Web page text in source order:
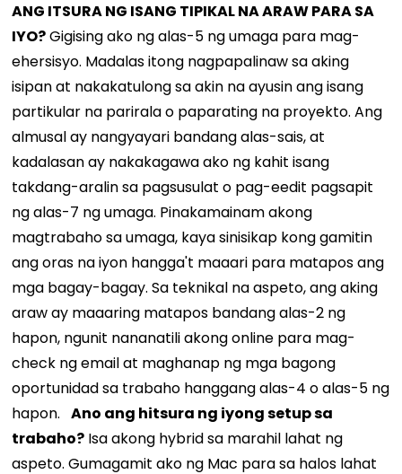
ANG ITSURA NG ISANG TIPIKAL NA ARAW PARA SA
IYO?Gigising ako ng alas-5 ng umaga para mag-
ehersisyo. Madalas itong nagpapalinaw sa aking
isipan at nakakatulong sa akin na ayusin ang isang
partikular na parirala o paparating na proyekto. Ang
almusal ay nangyayari bandang alas-sais, at
kadalasan ay nakakagawa ako ng kahit isang
takdang-aralin sa pagsusulat o pag-eedit pagsapit
ng alas-7 ng umaga. Pinakamainam akong
magtrabaho sa umaga, kaya sinisikap kong gamitin
ang oras na iyon hangga't maaari para matapos ang
mga bagay-bagay. Sa teknikal na aspeto, ang aking
araw ay maaaring matapos bandang alas-2 ng
hapon, ngunit nananatili akong online para mag-
check ng email at maghanap ng mga bagong
oportunidad sa trabaho hanggang alas-4 o alas-5 ng
hapon. Ano ang hitsura ng iyong setup sa
trabaho? Isa akong hybrid sa marahil lahat ng
aspeto. Gumagamit ako ng Mac para sa halos lahat